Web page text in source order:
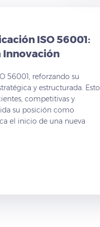
ISO 56001:
Innovación
56001, reforzando su
y estructurada. Esto
competitivas y
su posición como
el inicio de una nueva